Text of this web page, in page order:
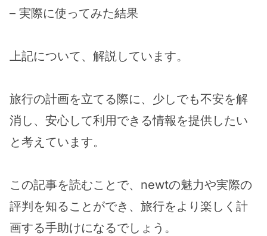
– 実際に使ってみた結果
上記について、解説しています。
旅行の計画を立てる際に、少しでも不安を解
消し、安心して利用できる情報を提供したい
と考えています。
この記事を読むことで、newtの魅力や実際の
評判を知ることができ、旅行をより楽しく計
画する手助けになるでしょう。